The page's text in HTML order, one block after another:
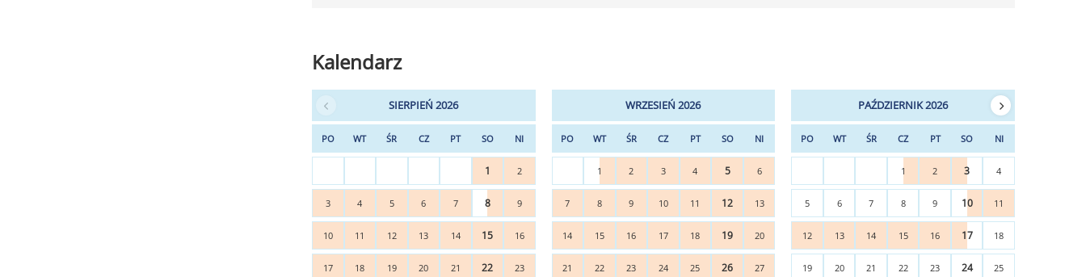
Kalendarz
SIERPIEŃ 2026
PO WT ŚR CZ PT SO NI
1 2
3 4 5 6 7 8 9
10 11 12 13 14 15 16
17 18 19 20 21 22 23
WRZESIEŃ 2026
PO WT ŚR CZ PT SO NI
1 2 3 4 5 6
7 8 9 10 11 12 13
14 15 16 17 18 19 20
21 22 23 24 25 26 27
PAŹDZIERNIK 2026
PO WT ŚR CZ PT SO NI
1 2 3 4
5 6 7 8 9 10 11
12 13 14 15 16 17 18
19 20 21 22 23 24 25